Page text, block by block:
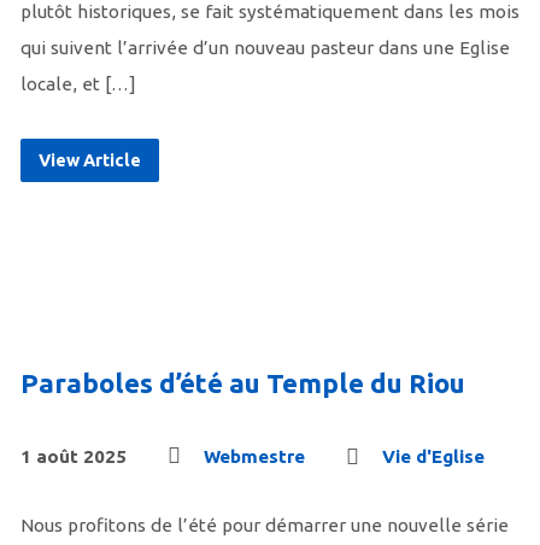
plutôt historiques, se fait systématiquement dans les mois
qui suivent l’arrivée d’un nouveau pasteur dans une Eglise
locale, et […]
View Article
Paraboles d’été au Temple du Riou
1 août 2025 Webmestre Vie d'Eglise
Nous profitons de l’été pour démarrer une nouvelle série